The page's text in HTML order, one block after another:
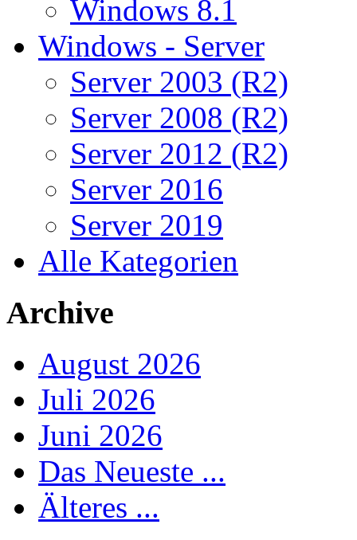
Windows 8.1
Windows - Server
Server 2003 (R2)
Server 2008 (R2)
Server 2012 (R2)
Server 2016
Server 2019
Alle Kategorien
Archive
August 2026
Juli 2026
Juni 2026
Das Neueste ...
Älteres ...